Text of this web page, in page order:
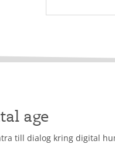
age
till dialog kring digital